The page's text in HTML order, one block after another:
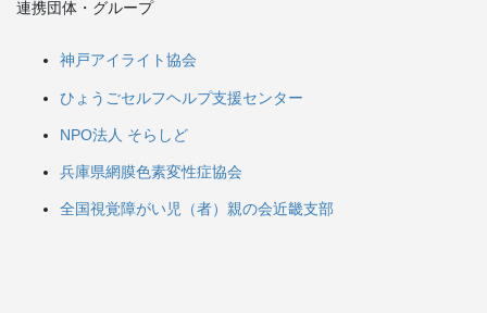
連携団体・グループ
神戸アイライト協会
ひょうごセルフヘルプ支援センター
NPO法人 そらしど
兵庫県網膜色素変性症協会
全国視覚障がい児（者）親の会近畿支部